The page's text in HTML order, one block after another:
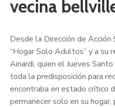
vecina
Desde la Dirección de Acción
“Hogar Solo Adultos” y a su
Ainardi, quien el Jueves
toda la predisposición para
encontraba en estado crítico
permanecer solo en su